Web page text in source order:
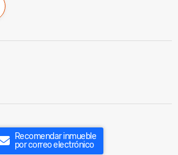
Recomendar inmueble
por correo electrónico